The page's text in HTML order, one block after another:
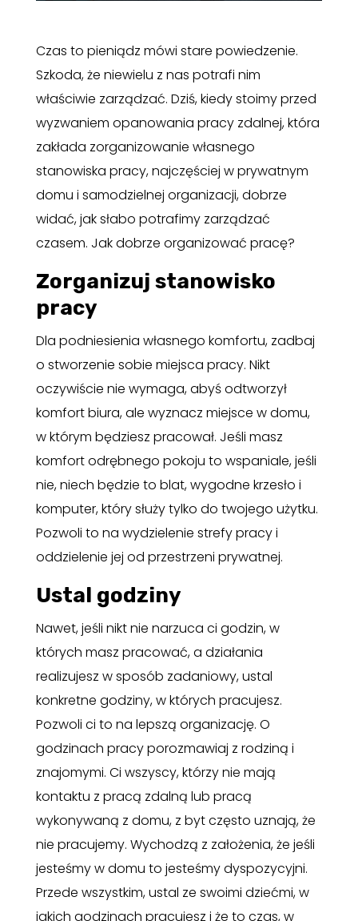
Czas to pieniądz mówi stare powiedzenie.
Szkoda, że niewielu z nas potrafi nim
właściwie zarządzać. Dziś, kiedy stoimy przed
wyzwaniem opanowania pracy zdalnej, która
zakłada zorganizowanie własnego
stanowiska pracy, najczęściej w prywatnym
domu i samodzielnej organizacji, dobrze
widać, jak słabo potrafimy zarządzać
czasem. Jak dobrze organizować pracę?
Zorganizuj stanowisko
pracy
Dla podniesienia własnego komfortu, zadbaj
o stworzenie sobie miejsca pracy. Nikt
oczywiście nie wymaga, abyś odtworzył
komfort biura, ale wyznacz miejsce w domu,
w którym będziesz pracował. Jeśli masz
komfort odrębnego pokoju to wspaniale, jeśli
nie, niech będzie to blat, wygodne krzesło i
komputer, który służy tylko do twojego użytku.
Pozwoli to na wydzielenie strefy pracy i
oddzielenie jej od przestrzeni prywatnej.
Ustal godziny
Nawet, jeśli nikt nie narzuca ci godzin, w
których masz pracować, a działania
realizujesz w sposób zadaniowy, ustal
konkretne godziny, w których pracujesz.
Pozwoli ci to na lepszą organizację. O
godzinach pracy porozmawiaj z rodziną i
znajomymi. Ci wszyscy, którzy nie mają
kontaktu z pracą zdalną lub pracą
wykonywaną z domu, z byt często uznają, że
nie pracujemy. Wychodzą z założenia, że jeśli
jesteśmy w domu to jesteśmy dyspozycyjni.
Przede wszystkim, ustal ze swoimi dziećmi, w
jakich godzinach pracujesz i że to czas, w